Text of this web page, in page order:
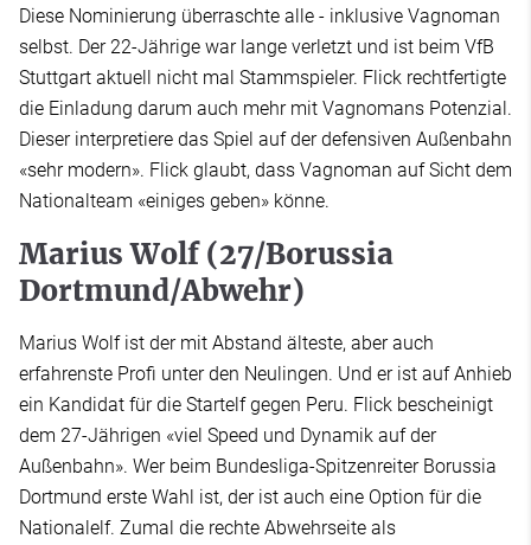
Diese Nominierung überraschte alle - inklusive Vagnoman
selbst. Der 22-Jährige war lange verletzt und ist beim VfB
Stuttgart aktuell nicht mal Stammspieler. Flick rechtfertigte
die Einladung darum auch mehr mit Vagnomans Potenzial.
Dieser interpretiere das Spiel auf der defensiven Außenbahn
«sehr modern». Flick glaubt, dass Vagnoman auf Sicht dem
Nationalteam «einiges geben» könne.
Marius Wolf (27/Borussia
Dortmund/Abwehr)
Marius Wolf ist der mit Abstand älteste, aber auch
erfahrenste Profi unter den Neulingen. Und er ist auf Anhieb
ein Kandidat für die Startelf gegen Peru. Flick bescheinigt
dem 27-Jährigen «viel Speed und Dynamik auf der
Außenbahn». Wer beim Bundesliga-Spitzenreiter Borussia
Dortmund erste Wahl ist, der ist auch eine Option für die
Nationalelf. Zumal die rechte Abwehrseite als